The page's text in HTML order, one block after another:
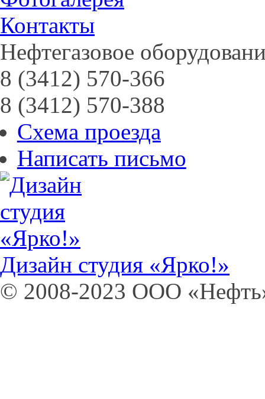
Контакты
Нефтегазовое
8 (3412) 570-366
8 (3412) 570-388
Схема проезда
Написать письмо
Дизайн студия «Ярко!»
© 2008-2023 OOO